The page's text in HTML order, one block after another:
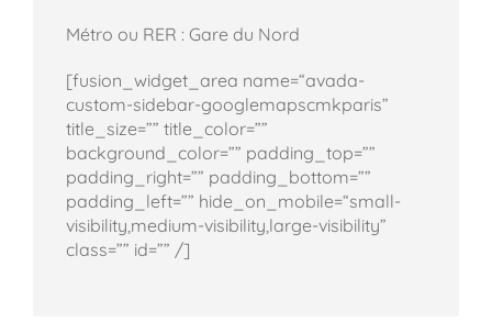
Métro ou RER : Gare du Nord
[fusion_widget_area name=“avada-
custom-sidebar-googlemapscmkparis”
title_size=”” title_color=””
background_color=”” padding_top=””
padding_right=”” padding_bottom=””
padding_left=”” hide_on_mobile=“small-
visibility,medium-visibility,large-visibility”
class=”” id=”” /]